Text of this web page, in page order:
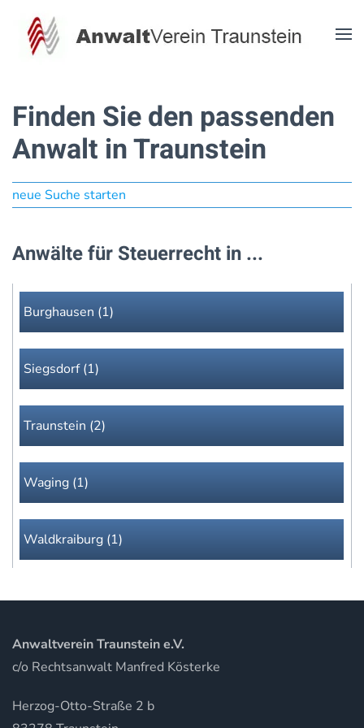
Zum Hauptinhalt springen
Finden Sie den passenden
Anwalt in Traunstein
neue Suche starten
Anwälte für Steuerrecht in ...
Burghausen (1)
Siegsdorf (1)
Traunstein (2)
Waging (1)
Waldkraiburg (1)
Anwaltverein Traunstein e.V.
c/o Rechtsanwalt Manfred Kösterke
Herzog-Otto-Straße 2 b